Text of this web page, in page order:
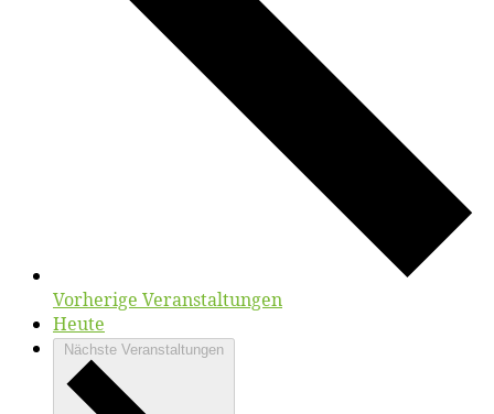
Vorherige Veranstaltungen
Heute
Nächste Veranstaltungen